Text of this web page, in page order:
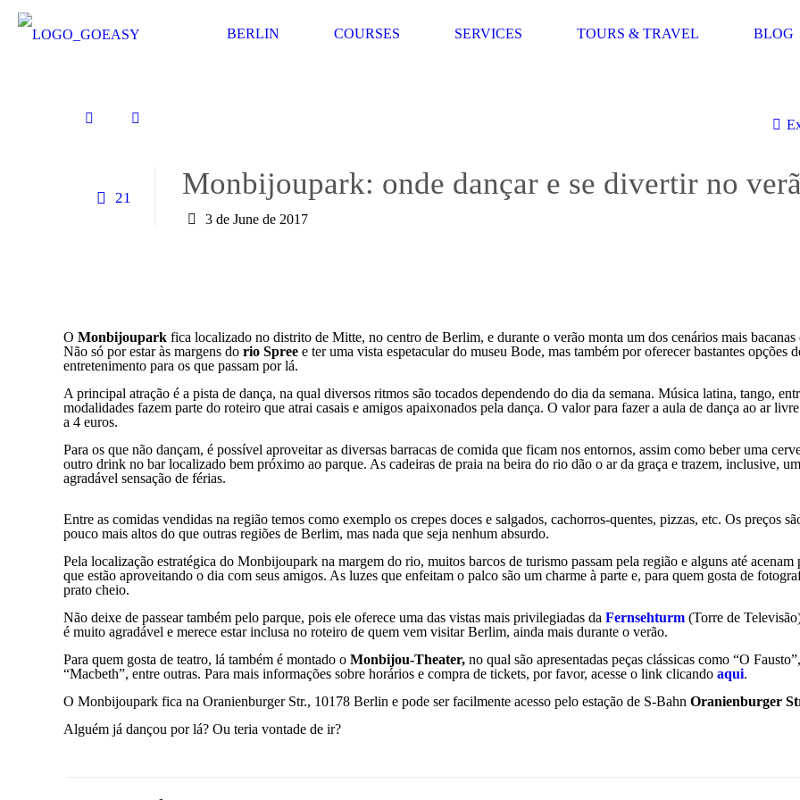
BERLIN COURSES SERVICES TOURS & TRAVEL BLOG
21 Monbijoupark: onde dançar e se divertir no
3 de June de 2017
OMonbijoupark fica localizado no distrito de Mitte, no centro de Berlim, e durante o verão monta um dos cenários mais bacanas
Não só por estar às margens dorio Spree e ter uma vista espetacular do museu Bode, mas também por oferecer bastantes opções
entretenimento para os que passam por lá.
A principal atração é a pista de dança, na qual diversos ritmos são tocados dependendo do dia da semana. Música latina, tango,
modalidades fazem parte do roteiro que atrai casais e amigos apaixonados pela dança. O valor para fazer a aula de dança ao ar
a 4 euros.
Para os que não dançam, é possível aproveitar as diversas barracas de comida que ficam nos entornos, assim como beber uma
outro drink no bar localizado bem próximo ao parque. As cadeiras de praia na beira do rio dão o ar da graça e trazem, inclusive,
agradável sensação de férias.
Entre as comidas vendidas na região temos como exemplo os crepes doces e salgados, cachorros-quentes, pizzas, etc. Os preços
pouco mais altos do que outras regiões de Berlim, mas nada que seja nenhum absurdo.
Pela localização estratégica do Monbijoupark na margem do rio, muitos barcos de turismo passam pela região e alguns até acenam
que estão aproveitando o dia com seus amigos. As luzes que enfeitam o palco são um charme à parte e, para quem gosta de
prato cheio.
Não deixe de passear também pelo parque, pois ele oferece uma das vistas mais privilegiadas daFernsehturm(Torre de
é muito agradável e merece estar inclusa no roteiro de quem vem visitar Berlim, ainda mais durante o verão.
Para quem gosta de teatro, lá também é montado oMonbijou-Theater, no qual são apresentadas peças clássicas como “O
“Macbeth”, entre outras. Para mais informações sobre horários e compra de tickets, por favor, acesse o link clicandoaqui.
O Monbijoupark fica na Oranienburger Str., 10178 Berlin e pode ser facilmente acesso pelo estação de S-BahnOranienburger
Alguém já dançou por lá? Ou teria vontade de ir?